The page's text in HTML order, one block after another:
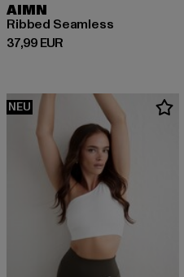
AIMN
Ribbed Seamless
37,99 EUR
Derzeitiger Preis: 37,99 EUR
NEU